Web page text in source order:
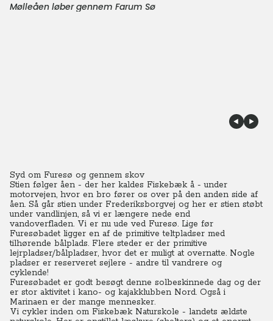
Mølleåen løber gennem Farum Sø
Syd om Furesø og gennem skov
Stien følger åen - der her kaldes Fiskebæk å - under
motorvejen, hvor en bro fører os over på den anden side af
åen. Så går stien under Frederiksborgvej og her er stien støbt
under vandlinjen, så vi er længere nede end
vandoverfladen. Vi er nu ude ved Furesø. Lige før
Furesøbadet ligger en af de primitive teltpladser med
tilhørende bålplads. Flere steder er der primitive
lejrpladser/bålpladser, hvor det er muligt at overnatte. Nogle
pladser er reserveret sejlere - andre til vandrere og
cyklende!
Furesøbadet er godt besøgt denne solbeskinnede dag og der
er stor aktivitet i kano- og kajakklubben Nord. Også i
Marinaen er der mange mennesker.
Vi cykler inden om Fiskebæk Naturskole - landets ældste